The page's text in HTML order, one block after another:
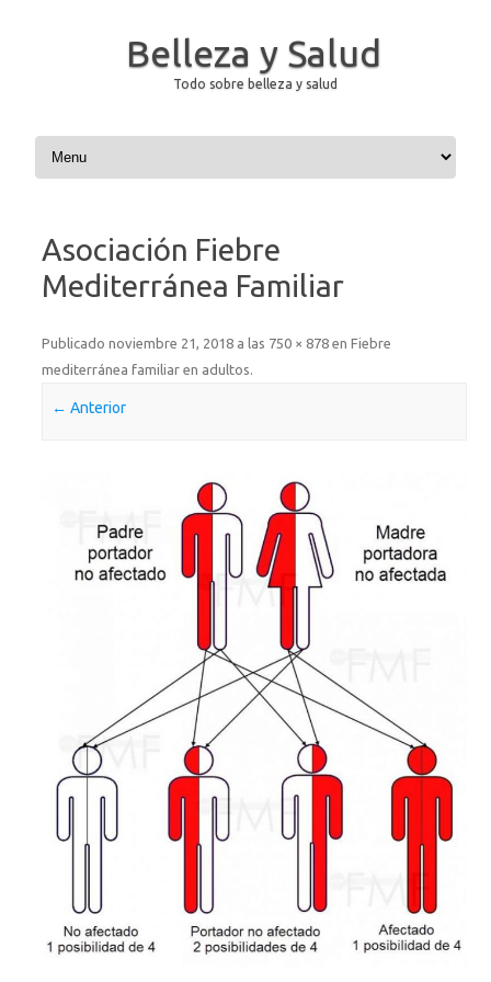
Belleza y Salud
Todo sobre belleza y salud
Saltar al contenido
Asociación Fiebre
Mediterránea Familiar
Publicado noviembre 21, 2018 a las 750 × 878 en Fiebre
mediterránea familiar en adultos.
← Anterior